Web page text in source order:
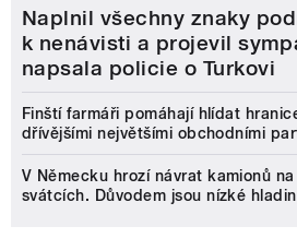
Naplnil všechny znaky
k nenávisti a projevil
napsala policie o Turkovi
Finští farmáři pomáhají hlídat
dřívějšími největšími obchodními
V Německu hrozí návrat kamionů
svátcích. Důvodem jsou nízké